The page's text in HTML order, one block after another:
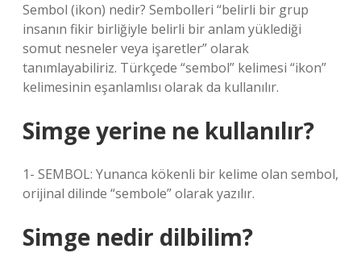
Sembol (ikon) nedir? Sembolleri “belirli bir grup
insanın fikir birliğiyle belirli bir anlam yüklediği
somut nesneler veya işaretler” olarak
tanımlayabiliriz. Türkçede “sembol” kelimesi “ikon”
kelimesinin eşanlamlısı olarak da kullanılır.
Simge yerine ne kullanılır?
1- SEMBOL: Yunanca kökenli bir kelime olan sembol,
orijinal dilinde “sembole” olarak yazılır.
Simge nedir dilbilim?